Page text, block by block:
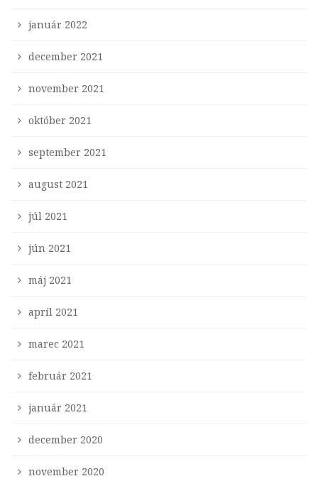
január 2022
december 2021
november 2021
október 2021
september 2021
august 2021
júl 2021
jún 2021
máj 2021
apríl 2021
marec 2021
február 2021
január 2021
december 2020
november 2020